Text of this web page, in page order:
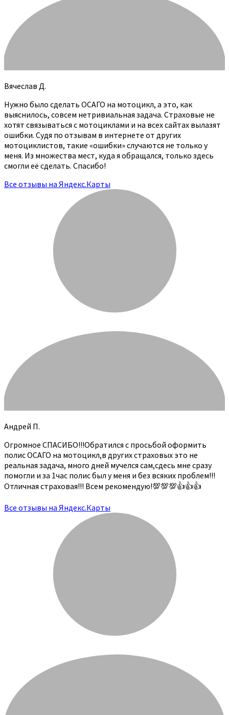
Вячеслав Д.
Нужно было сделать ОСАГО на мотоцикл, а это, как
выяснилось, совсем нетривиальная задача. Страховые не
хотят связываться с мотоциклами и на всех сайтах вылазят
ошибки. Судя по отзывам в интернете от других
мотоциклистов, такие «ошибки» случаются не только у
меня. Из множества мест, куда я обращался, только здесь
смогли её сделать. Спасибо!
Все отзывы на Яндекс.Карты
Андрей П.
Огромное СПАСИБО!!!Обратился с просьбой оформить
полис ОСАГО на мотоцикл,в других страховых это не
реальная задача, много дней мучелся сам,сдесь мне сразу
помогли и за 1час полис был у меня и без всяких проблем!!!
Отличная страховая!!! Всем рекомендую!💯💯💯👍👍👍
Все отзывы на Яндекс.Карты